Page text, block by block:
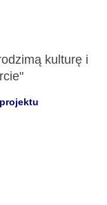
kulturę i